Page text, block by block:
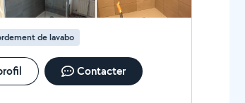
de lavabo
Contacter